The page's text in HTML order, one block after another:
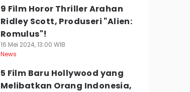
9 Film Horor Thriller Arahan
Ridley Scott, Produseri "Alien:
Romulus"!
16 Mei 2024, 13:00 WIB
News
5 Film Baru Hollywood yang
Melibatkan Orang Indonesia,